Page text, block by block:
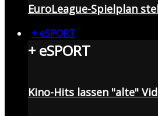
EuroLeague-Spielplan
+ eSPORT
+ eSPORT
Kino-Hits lassen "alte"